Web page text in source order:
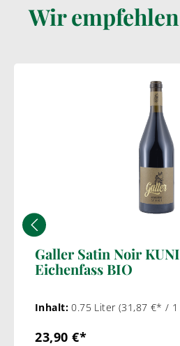
Wir
Galler Satin Noir
Eichenfass BIO
Inhalt:0.75 Liter (31,87 €* /
23,90 €*